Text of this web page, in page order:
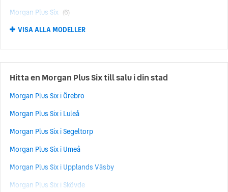
Morgan Plus Six (6)
Morgan 4/4 (5)
VISA ALLA MODELLER
Hitta en Morgan Plus Six till salu i din stad
Morgan Plus Six i Örebro
Morgan Plus Six i Luleå
Morgan Plus Six i Segeltorp
Morgan Plus Six i Umeå
Morgan Plus Six i Upplands Väsby
Morgan Plus Six i Skövde